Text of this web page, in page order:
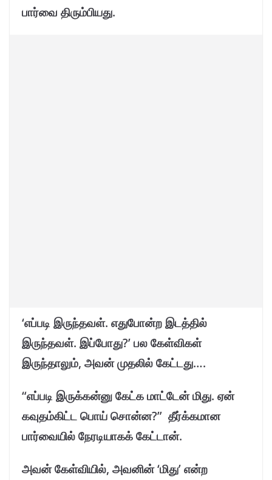
பார்வை திரும்பியது.
‘எப்படி இருந்தவள். எதுபோன்ற இடத்தில்
இருந்தவள். இப்போது?’ பல கேள்விகள்
இருந்தாலும், அவன் முதலில் கேட்டது….
“எப்படி இருக்கன்னு கேட்க மாட்டேன் மிது. ஏன்
கவுதம்கிட்ட பொய் சொன்ன?” தீர்க்கமான
பார்வையில் நேரடியாகக் கேட்டான்.
அவன் கேள்வியில், அவனின் ‘மிது’ என்ற